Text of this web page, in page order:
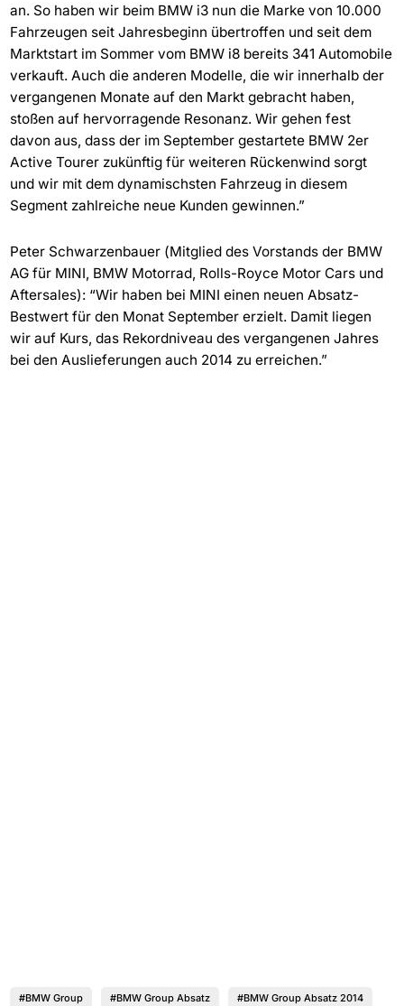
an. So haben wir beim BMW i3 nun die Marke von 10.000
Fahrzeugen seit Jahresbeginn übertroffen und seit dem
Marktstart im Sommer vom BMW i8 bereits 341 Automobile
verkauft. Auch die anderen Modelle, die wir innerhalb der
vergangenen Monate auf den Markt gebracht haben,
stoßen auf hervorragende Resonanz. Wir gehen fest
davon aus, dass der im September gestartete BMW 2er
Active Tourer zukünftig für weiteren Rückenwind sorgt
und wir mit dem dynamischsten Fahrzeug in diesem
Segment zahlreiche neue Kunden gewinnen.”
Peter Schwarzenbauer (Mitglied des Vorstands der BMW
AG für MINI, BMW Motorrad, Rolls-Royce Motor Cars und
Aftersales): “Wir haben bei MINI einen neuen Absatz-
Bestwert für den Monat September erzielt. Damit liegen
wir auf Kurs, das Rekordniveau des vergangenen Jahres
bei den Auslieferungen auch 2014 zu erreichen.”
#BMW Group #BMW Group Absatz #BMW Group Absatz 2014